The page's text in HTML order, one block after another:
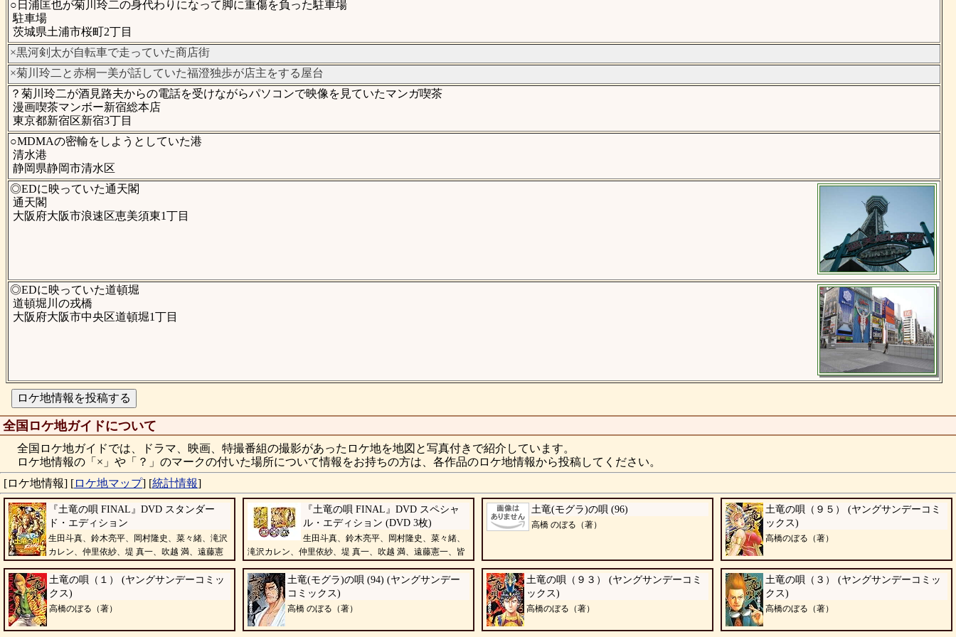
○日浦匡也が菊川玲二の身代わりになって脚に重傷を負った駐車場
駐車場
茨城県土浦市桜町2丁目
×黒河剣太が自転車で走っていた商店街
×菊川玲二と赤桐一美が話していた福澄独歩が店主をする屋台
？菊川玲二が酒見路夫からの電話を受けながらパソコンで映像を見ていたマンガ喫茶
漫画喫茶マンボー新宿総本店
東京都新宿区新宿3丁目
○MDMAの密輸をしようとしていた港
清水港
静岡県静岡市清水区
◎EDに映っていた通天閣
通天閣
大阪府大阪市浪速区恵美須東1丁目
◎EDに映っていた道頓堀
道頓堀川の戎橋
大阪府大阪市中央区道頓堀1丁目
全国ロケ地ガイドについて
全国ロケ地ガイドでは、ドラマ、映画、特撮番組の撮影があったロケ地を地図と写真付きで紹介しています。
ロケ地情報の「×」や「？」のマークの付いた場所について情報をお持ちの方は、各作品のロケ地情報から投稿してください。
[ロケ地情報] [ロケ地マップ] [統計情報]
『土竜の唄 FINAL』DVD スタンダー
ド・エディション
生田斗真、鈴木亮平、岡村隆史、菜々緒、滝沢
カレン、仲里依紗、堤 真一、吹越 満、遠藤憲
『土竜の唄 FINAL』DVD スペシャ
ル・エディション (DVD 3枚)
生田斗真、鈴木亮平、岡村隆史、菜々緒、
滝沢カレン、仲里依紗、堤 真一、吹越 満、遠藤憲一、皆
土竜(モグラ)の唄 (96)
高橋 のぼる（著）
土竜の唄（９５） (ヤングサンデーコミ
ックス)
高橋のぼる（著）
土竜の唄（１） (ヤングサンデーコミッ
クス)
高橋のぼる（著）
土竜(モグラ)の唄 (94) (ヤングサンデー
コミックス)
高橋 のぼる（著）
土竜の唄（９３） (ヤングサンデーコミ
ックス)
高橋のぼる（著）
土竜の唄（３） (ヤングサンデーコミッ
クス)
高橋のぼる（著）